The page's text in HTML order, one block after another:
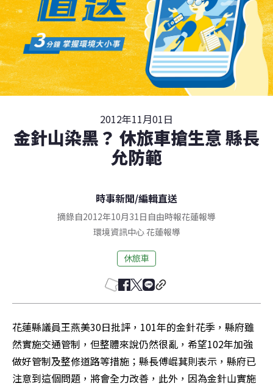
2012年11月01日
金針山染黑？ 休旅車搶生意 縣長
允防範
時事新聞/編輯直送
摘錄自2012年10月31日自由時報花蓮報導
環境資訊中心 花蓮報導
休旅車
花蓮縣議員王燕美30日批評，101年的金針花季，縣府雖
然實施交通管制，但整體來說仍然很亂，希望102年加強
做好管制及整修道路等措施；縣長傅崐萁則表示，縣府已
注意到這個問題，將會全力改善，此外，因為金針山實施